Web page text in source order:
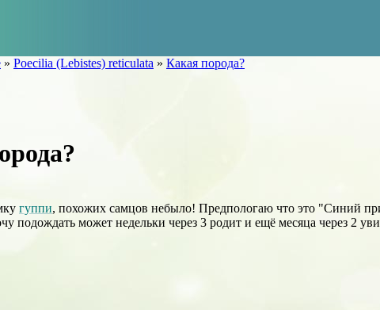
» Poecilia (Lebistes) reticulata » Какая порода?
гуппи, похожих самцов небыло! Предпологаю что это "Синий
подождать может недельки через 3 родит и ещё месяца через 2